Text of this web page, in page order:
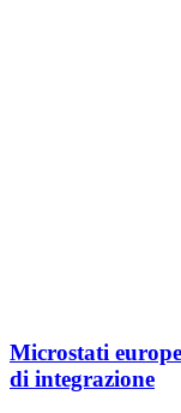
Microstati
di integrazione